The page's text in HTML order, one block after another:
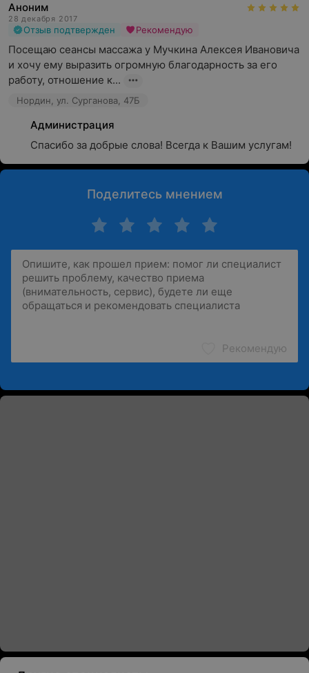
Аноним
28 декабря 2017
Отзыв подтвержден Рекомендую
Посещаю сеансы массажа у Мучкина Алексея Ивановича
и хочу ему выразить огромную благодарность за его
работу, отношение к...
Нордин, ул. Сурганова, 47Б
Администрация
Спасибо за добрые слова! Всегда к Вашим услугам!
Поделитесь мнением
Рекомендую